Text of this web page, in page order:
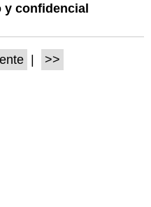
confidencial
>>